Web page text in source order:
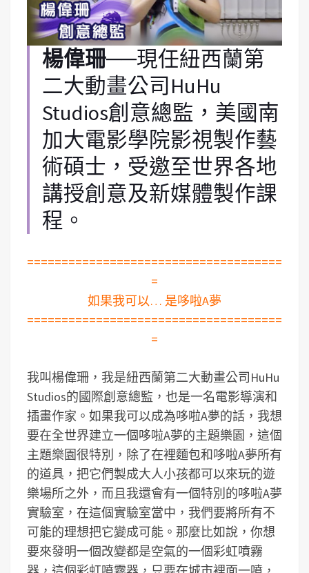
楊偉珊──現任紐西蘭第
二大動畫公司HuHu
Studios創意總監，美國南
加大電影學院影視製作藝
術碩士，受邀至世界各地
講授創意及新媒體製作課
程。
=====================================
=
如果我可以… 是哆啦A夢
=====================================
=
我叫楊偉珊，我是紐西蘭第二大動畫公司HuHu
Studios的國際創意總監，也是一名電影導演和
插畫作家。如果我可以成為哆啦A夢的話，我想
要在全世界建立一個哆啦A夢的主題樂園，這個
主題樂園很特別，除了在裡麵包和哆啦A夢所有
的道具，把它們製成大人小孩都可以來玩的遊
樂場所之外，而且我還會有一個特別的哆啦A夢
實驗室，在這個實驗室當中，我們要將所有不
可能的理想把它變成可能。那麼比如說，你想
要來發明一個改變都是空氣的一個彩虹噴霧